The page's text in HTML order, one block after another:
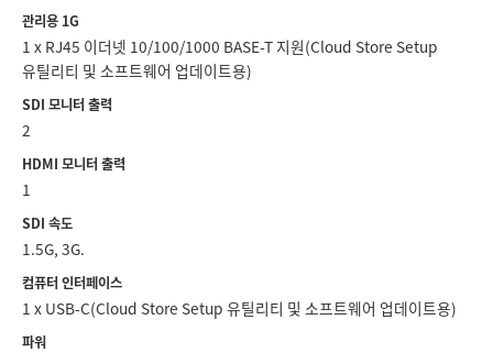
Singapore
South Africa
Sweden
Turkey
UAE
관리용 1G
1 x RJ45 이더넷 10/100/1000 BASE-T 지원(Cloud Store Setup
유틸리티 및 소프트웨어 업데이트용)
SDI 모니터 출력
2
HDMI 모니터 출력
1
SDI 속도
1.5G, 3G.
컴퓨터 인터페이스
1 x USB-C(Cloud Store Setup 유틸리티 및 소프트웨어 업데이트용)
파워